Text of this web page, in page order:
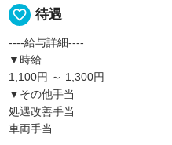
favorite_border 待遇
----給与詳細----
▼時給
1,100円 ～ 1,300円
▼その他手当
処遇改善手当
車両手当